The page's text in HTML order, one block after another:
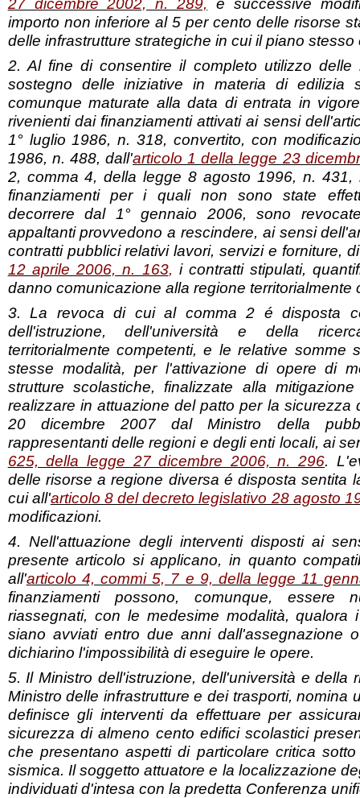
importo non inferiore al 5 per cento delle risorse
delle infrastrutture strategiche in cui il piano stesso
2. Al fine di consentire il completo utilizzo
sostegno delle iniziative in materia di edilizia
comunque maturate alla data di entrata in
rivenienti dai finanziamenti attivati ai sensi
1° luglio 1986, n. 318, convertito, con
1986, n. 488, dall'articolo 1 della legge 23
2, comma 4, della legge 8 agosto 1996, n. 431,
finanziamenti per i quali non sono state
decorrere dal 1° gennaio 2006, sono
appaltanti provvedono a rescindere, ai sensi
contratti pubblici relativi lavori, servizi e forniture,
12 aprile 2006, n. 163, i contratti stipulati,
danno comunicazione alla regione territorialmente
3. La revoca di cui al comma 2 é disposta
dell'istruzione, dell'università e della
territorialmente competenti, e le relative somme
stesse modalità, per l'attivazione di opere di
strutture scolastiche, finalizzate alla
realizzare in attuazione del patto per la sicurezza
20 dicembre 2007 dal Ministro della
rappresentanti delle regioni e degli enti locali, ai
625, della legge 27 dicembre 2006, n. 296.
delle risorse a regione diversa é disposta sentita
cui all'articolo 8 del decreto legislativo 28 agosto
modificazioni.
4. Nell'attuazione degli interventi disposti ai
presente articolo si applicano, in quanto
all'articolo 4, commi 5, 7 e 9, della legge 11
finanziamenti possono, comunque, essere
riassegnati, con le medesime modalità, qualora
siano avviati entro due anni dall'assegnazione
dichiarino l'impossibilità di eseguire le opere.
5. Il Ministro dell'istruzione, dell'università e della
Ministro delle infrastrutture e dei trasporti, nomina
definisce gli interventi da effettuare per
sicurezza di almeno cento edifici scolastici
che presentano aspetti di particolare critica
sismica. Il soggetto attuatore e la localizzazione
individuati d'intesa con la predetta Conferenza